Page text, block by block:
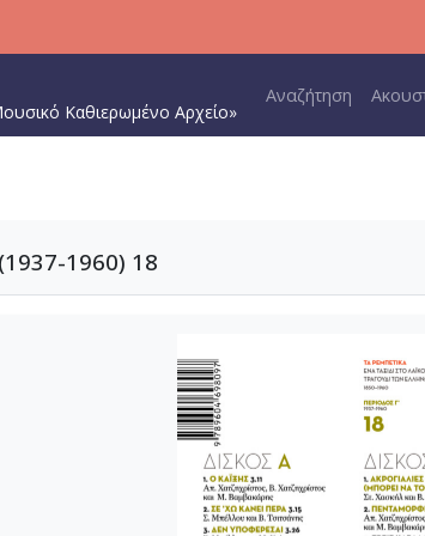
Καθιερωμένο Αρχείο»
Main navigation
Αναζήτηση
1960) 18